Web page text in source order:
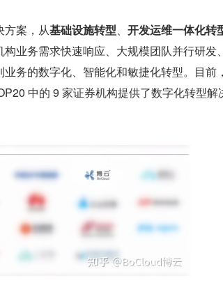
方案，从基础设施转型、 开发运维一体化转
业务需求快速响应、大规模团队并行研发
务的数字化、智能化和敏捷化转型。目前
中的 9 家证券机构提供了数字化转型解